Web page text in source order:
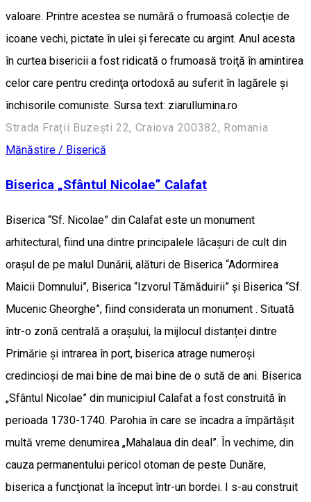
valoare. Printre acestea se numără o frumoasă colecţie de
icoane vechi, pictate în ulei şi ferecate cu argint. Anul acesta
în curtea bisericii a fost ridicată o frumoasă troiţă în amintirea
celor care pentru credinţa ortodoxă au suferit în lagărele şi
închisorile comuniste. Sursa text: ziarullumina.ro
Strada Frații Buzești 22, Craiova 200382, Romania
Mănăstire / Biserică
Biserica „Sfântul Nicolae” Calafat
Biserica “Sf. Nicolae” din Calafat este un monument
arhitectural, fiind una dintre principalele lăcașuri de cult din
orașul de pe malul Dunării, alături de Biserica “Adormirea
Maicii Domnului”, Biserica “Izvorul Tămăduirii” și Biserica “Sf.
Mucenic Gheorghe”, fiind considerata un monument . Situată
într-o zonă centrală a orașului, la mijlocul distanței dintre
Primărie și intrarea în port, biserica atrage numeroși
credincioși de mai bine de mai bine de o sută de ani. Biserica
„Sfântul Nicolae” din municipiul Calafat a fost construită în
perioada 1730-1740. Parohia în care se încadra a împărtăşit
multă vreme denumirea „Mahalaua din deal”. În vechime, din
cauza permanentului pericol otoman de peste Dunăre,
biserica a funcţionat la început într-un bordei. I s-au construit